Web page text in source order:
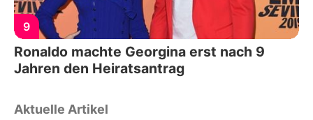
9
Ronaldo machte Georgina erst nach 9
Jahren den Heiratsantrag
Aktuelle Artikel